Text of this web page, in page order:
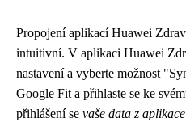
Propojení aplikací Huawei
intuitivní. V aplikaci Huawei
nastavení a vyberte možnost
Google Fit a přihlaste se ke
přihlášení se vaše data z